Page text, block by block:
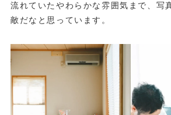
流れていたやわらかな雰囲気まで、写
敵だなと思っています。